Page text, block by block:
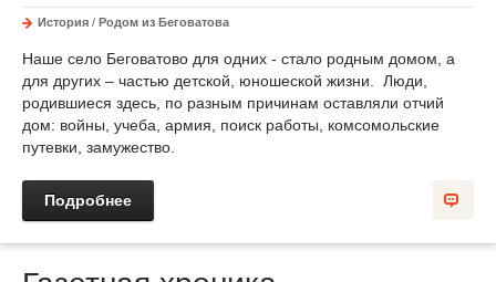
История / Родом из Беговатова
Наше село Беговатово для одних - стало родным домом, а
для других – частью детской, юношеской жизни. Люди,
родившиеся здесь, по разным причинам оставляли отчий
дом: войны, учеба, армия, поиск работы, комсомольские
путевки, замужество.
Подробнее